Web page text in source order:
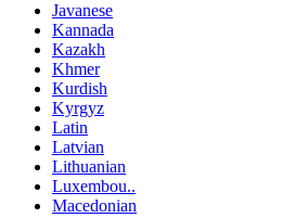
Javanese
Kannada
Kazakh
Khmer
Kurdish
Kyrgyz
Latin
Latvian
Lithuanian
Luxembou..
Macedonian